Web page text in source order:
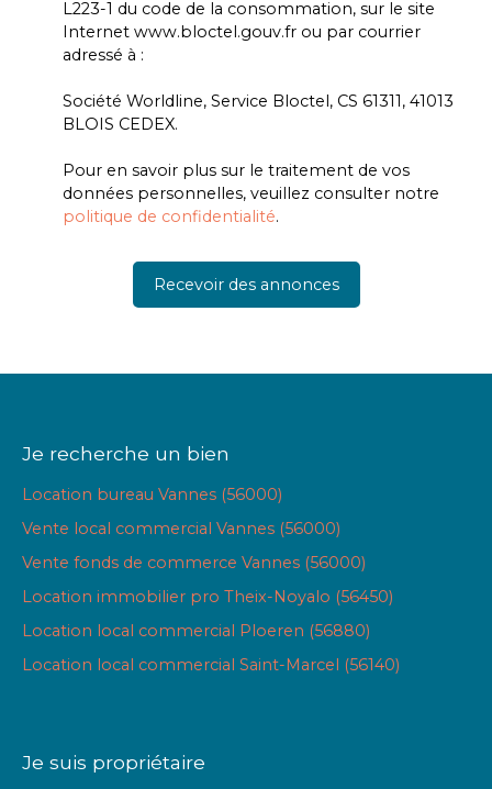
L223-1 du code de la consommation, sur le site
Internet www.bloctel.gouv.fr ou par courrier
adressé à :
Société Worldline, Service Bloctel, CS 61311, 41013
BLOIS CEDEX.
Pour en savoir plus sur le traitement de vos
données personnelles, veuillez consulter notre
politique de confidentialité.
Recevoir des annonces
Je recherche un bien
Location bureau Vannes (56000)
Vente local commercial Vannes (56000)
Vente fonds de commerce Vannes (56000)
Location immobilier pro Theix-Noyalo (56450)
Location local commercial Ploeren (56880)
Location local commercial Saint-Marcel (56140)
Je suis propriétaire